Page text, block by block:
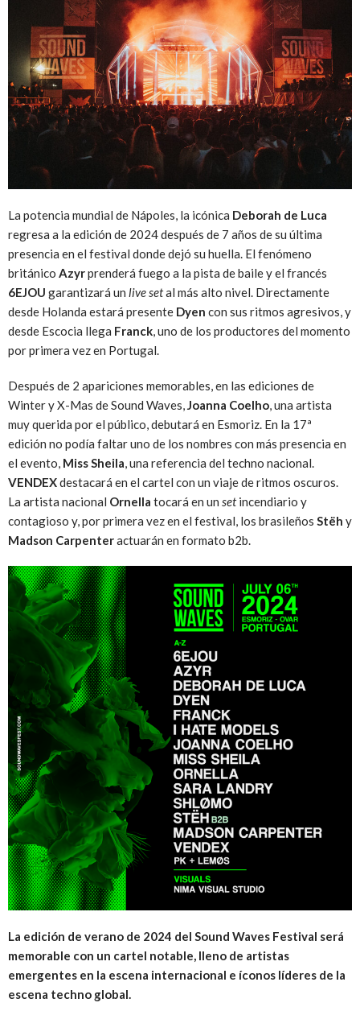
La potencia mundial de Nápoles, la icónica Deborah de Luca
regresa a la edición de 2024 después de 7 años de su última
presencia en el festival donde dejó su huella. El fenómeno
británico Azyrprenderá fuego a la pista de baile y el francés
6EJOU garantizará un live setal más alto nivel. Directamente
desde Holanda estará presente Dyen con sus ritmos agresivos, y
desde Escocia llega Franck, uno de los productores del momento
por primera vez en Portugal.
Después de 2 apariciones memorables, en las ediciones de
Winter y X-Mas de Sound Waves,Joanna Coelho, una artista
muy querida por el público, debutará en Esmoriz. En la 17ª
edición no podía faltar uno de los nombres con más presencia en
el evento, Miss Sheila, una referencia del techno nacional.
VENDEXdestacará en el cartel con un viaje de ritmos oscuros.
La artista nacional Ornella tocará en un setincendiario y
contagioso y, por primera vez en el festival, los brasileños Stëh y
Madson Carpenteractuarán en formato b2b.
La edición de verano de 2024 del Sound Waves Festival será
memorable con un cartel notable, lleno de artistas
emergentes en la escena internacional e íconos líderes de la
escena techno global.